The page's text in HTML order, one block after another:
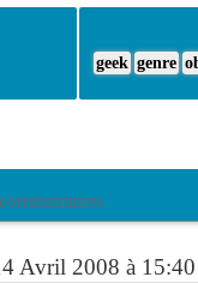
geek genre
Avril 2008 à 15:40